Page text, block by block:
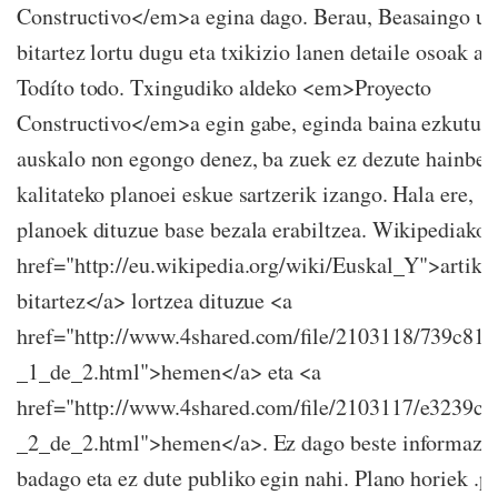
Constructivo</em>a egina dago. Berau, Beasaingo
bitartez lortu dugu eta txikizio lanen detaile osoak
Todíto todo. Txingudiko aldeko <em>Proyecto
Constructivo</em>a egin gabe, eginda baina
auskalo non egongo denez, ba zuek ez dezute
kalitateko planoei eskue sartzerik izango. Hala ere,
planoek dituzue base bezala erabiltzea. Wikipediako
href="http://eu.wikipedia.org/wiki/
bitartez</a> lortzea dituzue <a
href="http://www.4shared.com/file/2103118/
_1_de_2.html">hemen</a> eta <a
href="http://www.4shared.com/file/2103117/
_2_de_2.html">hemen</a>. Ez dago beste
badago eta ez dute publiko egin nahi. Plano horiek